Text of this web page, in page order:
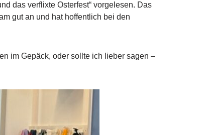
das verflixte Osterfest“ vorgelesen. Das
gut an und hat hoffentlich bei den
im Gepäck, oder sollte ich lieber sagen –